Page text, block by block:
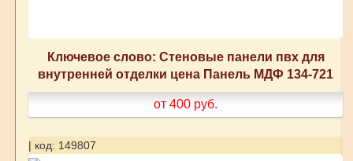
Ключевое слово: Стеновые панели пвх для
внутренней отделки цена Панель МДФ 134-721
от 400 руб.
| код: 149807